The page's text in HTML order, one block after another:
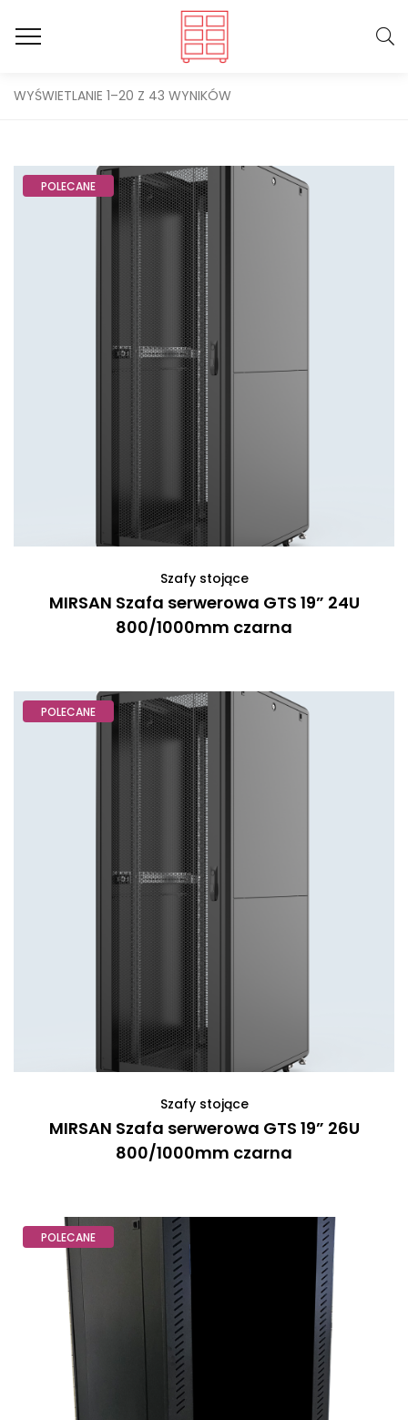
WYŚWIETLANIE 1–20 Z 43 WYNIKÓW
POLECANE
Szafy stojące
MIRSAN Szafa serwerowa GTS 19” 24U
800/1000mm czarna
POLECANE
Szafy stojące
MIRSAN Szafa serwerowa GTS 19” 26U
800/1000mm czarna
POLECANE